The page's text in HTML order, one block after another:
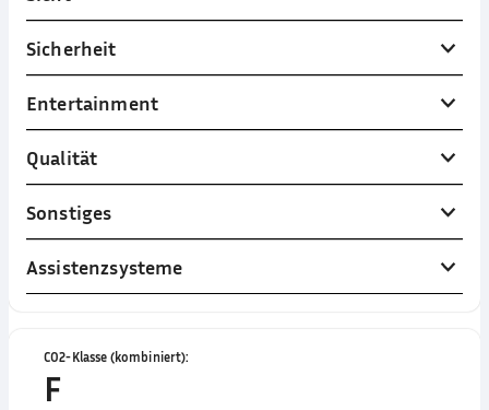
Sicherheit
Entertainment
Qualität
Sonstiges
Assistenzsysteme
CO2-Klasse (kombiniert):
F